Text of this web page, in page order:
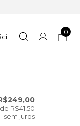
0
R$41,50
sem juros